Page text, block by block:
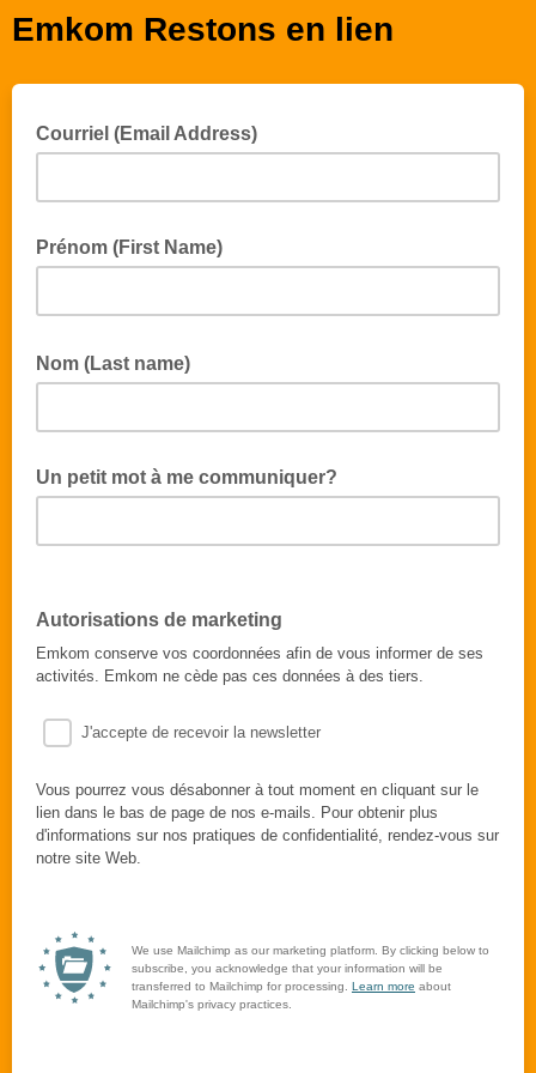
Emkom Restons en lien
Courriel (Email Address)
Prénom (First Name)
Nom (Last name)
Un petit mot à me communiquer?
Autorisations de marketing
Emkom conserve vos coordonnées afin de vous informer de ses
activités. Emkom ne cède pas ces données à des tiers.
J'accepte de recevoir la newsletter
Vous pourrez vous désabonner à tout moment en cliquant sur le
lien dans le bas de page de nos e-mails. Pour obtenir plus
d'informations sur nos pratiques de confidentialité, rendez-vous sur
notre site Web.
We use Mailchimp as our marketing platform. By clicking below to
subscribe, you acknowledge that your information will be
transferred to Mailchimp for processing. Learn more about
Mailchimp's privacy practices.